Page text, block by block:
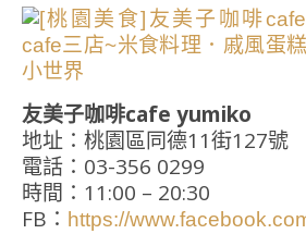
友美子咖啡cafe yumiko
地址：桃園區同德11街127號
電話：03-356 0299
時間：11:00 – 20:30
FB： https://